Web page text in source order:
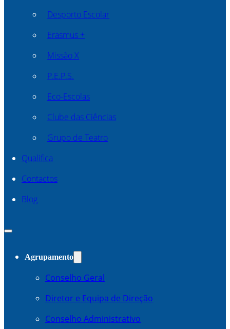
Desporto Escolar
Erasmus +
Missão X
P.E.P.S.
Eco-Escolas
Clube das Ciências
Grupo de Teatro
Qualifica
Contactos
Blog
Agrupamento
Conselho Geral
Diretor e Equipa de Direção
Conselho Administrativo